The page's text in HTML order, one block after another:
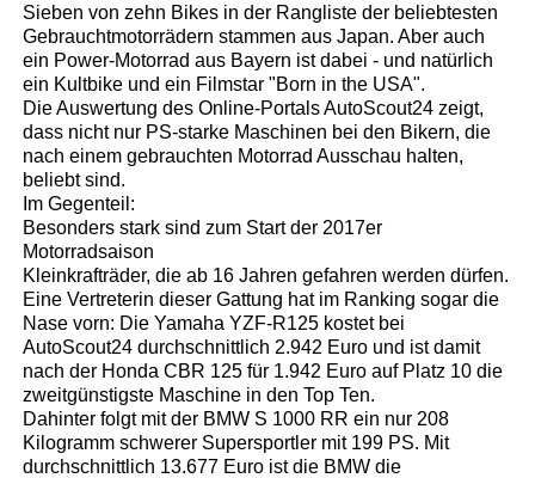
Sieben von zehn Bikes in der Rangliste der beliebtesten
Gebrauchtmotorrädern stammen aus Japan. Aber auch
ein Power-Motorrad aus Bayern ist dabei - und natürlich
ein Kultbike und ein Filmstar "Born in the USA".
Die Auswertung des Online-Portals AutoScout24 zeigt,
dass nicht nur PS-starke Maschinen bei den Bikern, die
nach einem gebrauchten Motorrad Ausschau halten,
beliebt sind.
Im Gegenteil:
Besonders stark sind zum Start der 2017er
Motorradsaison
Kleinkrafträder, die ab 16 Jahren gefahren werden dürfen.
Eine Vertreterin dieser Gattung hat im Ranking sogar die
Nase vorn: Die Yamaha YZF-R125 kostet bei
AutoScout24 durchschnittlich 2.942 Euro und ist damit
nach der Honda CBR 125 für 1.942 Euro auf Platz 10 die
zweitgünstigste Maschine in den Top Ten.
Dahinter folgt mit der BMW S 1000 RR ein nur 208
Kilogramm schwerer Supersportler mit 199 PS. Mit
durchschnittlich 13.677 Euro ist die BMW die